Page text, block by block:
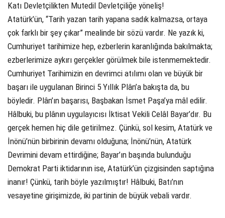
Katı Devletçilikten Mutedil Devletçiliğe yöneliş!
Atatürk’ün, “Tarih yazan tarih yapana sadık kalmazsa, ortaya
çok farklı bir şey çıkar” mealinde bir sözü vardır. Ne yazık ki,
Cumhuriyet tarihimize hep, ezberlerin karanlığında bakılmakta;
ezberlerimize aykırı gerçekler görülmek bile istenmemektedir.
Cumhuriyet Tarihimizin en devrimci atılımı olan ve büyük bir
başarı ile uygulanan Birinci 5 Yıllık Plân’a bakışta da, bu
böyledir. Plân’ın başarısı, Başbakan İsmet Paşa’ya mâl edilir.
Hâlbuki, bu plânın uygulayıcısı İktisat Vekili Celâl Bayar’dır. Bu
gerçek hemen hiç dile getirilmez. Çünkü, sol kesim, Atatürk ve
İnönü’nün birbirinin devamı olduğuna; İnönü’nün, Atatürk
Devrimini devam ettirdiğine; Bayar’ın başında bulunduğu
Demokrat Parti iktidarının ise, Atatürk’ün çizgisinden saptığına
inanır! Çünkü, tarih böyle yazılmıştır! Hâlbuki, Batı’nın
vesayetine girişimizde, iki partinin de büyük vebali vardır.